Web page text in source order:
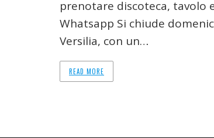
prenotare discoteca, tavolo
Whatsapp Si chiude
Versilia, con un…
READ MORE